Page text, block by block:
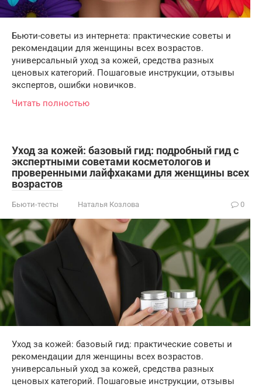
Бьюти-советы из интернета: практические советы и
рекомендации для женщины всех возрастов.
универсальный уход за кожей, средства разных
ценовых категорий. Пошаговые инструкции, отзывы
экспертов, ошибки новичков.
Читать полностью
Уход за кожей: базовый гид: подробный гид с
экспертными советами косметологов и
проверенными лайфхаками для женщины всех
возрастов
Бьюти-тесты Наталья Козлова 0
Уход за кожей: базовый гид: практические советы и
рекомендации для женщины всех возрастов.
универсальный уход за кожей, средства разных
ценовых категорий. Пошаговые инструкции, отзывы